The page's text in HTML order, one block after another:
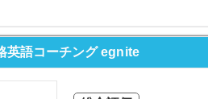
英語コーチング egnite